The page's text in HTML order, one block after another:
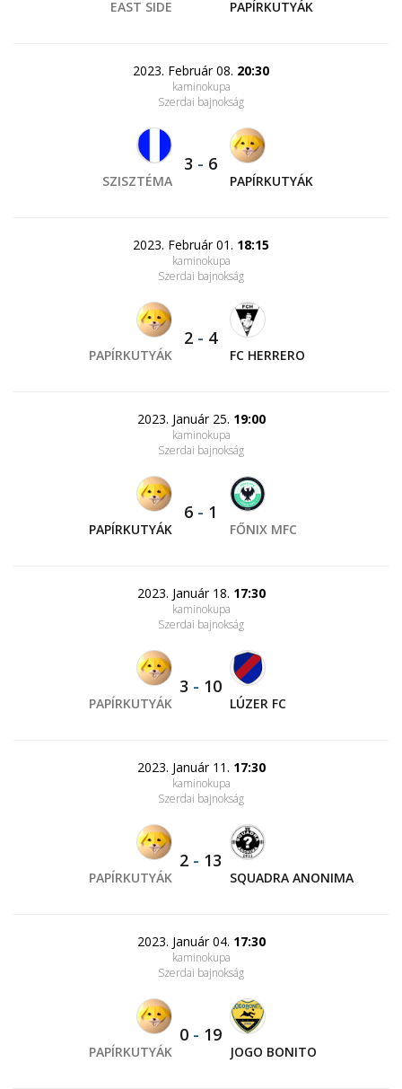
EAST SIDE PAPÍRKUTYÁK
2023. Február 08. 20:30
kaminokupa
Szerdai bajnokság
SZISZTÉMA
3 - 6
PAPÍRKUTYÁK
2023. Február 01. 18:15
kaminokupa
Szerdai bajnokság
PAPÍRKUTYÁK
2 - 4
FC HERRERO
2023. Január 25. 19:00
kaminokupa
Szerdai bajnokság
PAPÍRKUTYÁK
6 - 1
FŐNIX MFC
2023. Január 18. 17:30
kaminokupa
Szerdai bajnokság
PAPÍRKUTYÁK
3 - 10
LÚZER FC
2023. Január 11. 17:30
kaminokupa
Szerdai bajnokság
PAPÍRKUTYÁK
2 - 13
SQUADRA ANONIMA
2023. Január 04. 17:30
kaminokupa
Szerdai bajnokság
PAPÍRKUTYÁK
0 - 19
JOGO BONITO